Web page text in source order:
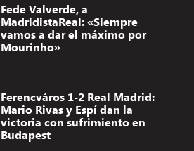
Fede Valverde, a
MadridistaReal: «Siempre
vamos a dar el máximo por
Mourinho»
Ferencváros 1-2 Real Madrid:
Mario Rivas y Espí dan la
victoria con sufrimiento en
Budapest